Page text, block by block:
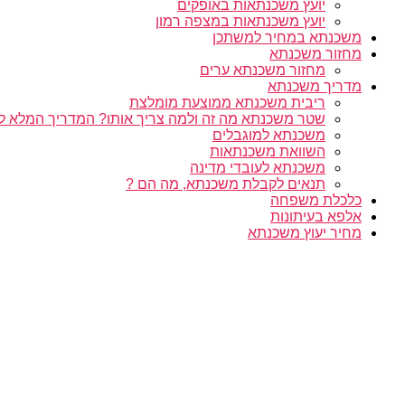
יועץ משכנתאות באופקים
יועץ משכנתאות במצפה רמון
משכנתא במחיר למשתכן
מחזור משכנתא
מחזור משכנתא ערים
מדריך משכנתא
ריבית משכנתא ממוצעת מומלצת
שטר משכנתא מה זה ולמה צריך אותו? המדריך המלא
משכנתא למוגבלים
השוואת משכנתאות
משכנתא לעובדי מדינה
תנאים לקבלת משכנתא, מה הם ?
כלכלת משפחה
אלפא בעיתונות
מחיר יעוץ משכנתא